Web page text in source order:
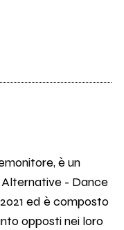
è un
- Dance
ed è composto
opposti nei loro